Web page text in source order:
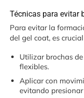
Técnicas para evitar
Para evitar la
del gel coat, es
Utilizar brochas
flexibles.
Aplicar con
evitando